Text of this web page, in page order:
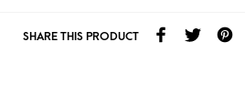
SHARE THIS PRODUCT